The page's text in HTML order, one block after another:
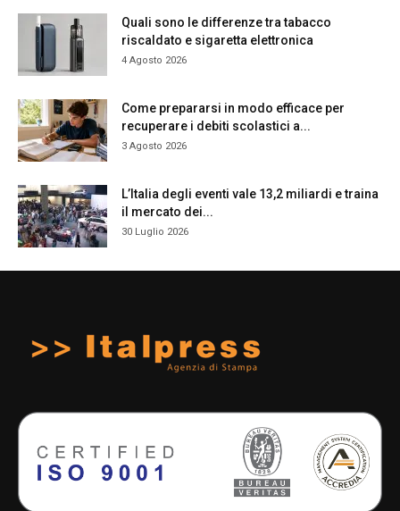
Quali sono le differenze tra tabacco
riscaldato e sigaretta elettronica
4 Agosto 2026
Come prepararsi in modo efficace per
recuperare i debiti scolastici a...
3 Agosto 2026
L’Italia degli eventi vale 13,2 miliardi e traina
il mercato dei...
30 Luglio 2026